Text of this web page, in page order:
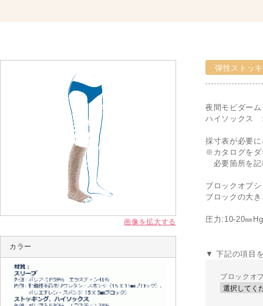
画像を拡大する
カラー
弾性ストッ
夜間モビダーム
ハイソックス
採寸表が必要
※カタログをダ
必要箇所を記
ブロックオプ
ブロックの大
圧力:10-20㎜
▼ 下記の項目
ブロックオ